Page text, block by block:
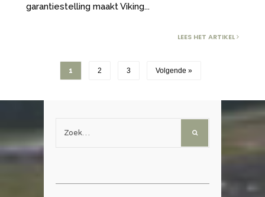
garantiestelling maakt Viking...
LEES HET ARTIKEL
1 2 3 Volgende »